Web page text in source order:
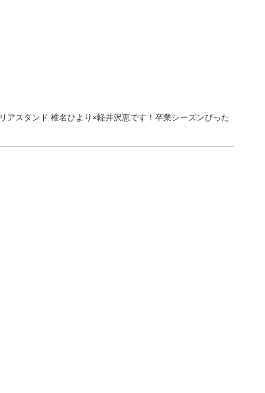
スタンド 椎名ひより×軽井沢恵です！卒業シーズンぴった